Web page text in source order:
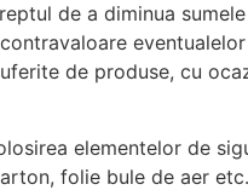
de a diminua
eventualelor
de produse, cu
elementelor de
folie bule de aer